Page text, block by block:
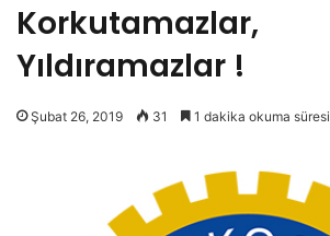
Korkutamazlar,
Yıldıramazlar !
Şubat 26, 2019 31 1 dakika okuma süresi